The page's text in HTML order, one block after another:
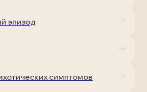
эпизод
симптомов